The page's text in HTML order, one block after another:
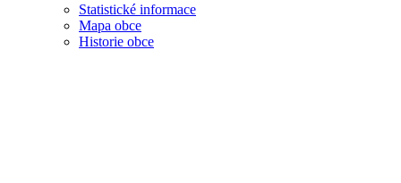
Statistické informace
Mapa obce
Historie obce